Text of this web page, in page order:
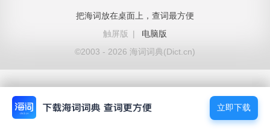
把海词放在桌面上，查词最方便
触屏版
|
电脑版
©2003 - 2026 海词词典(Dict.cn)
立即下载
立即下载